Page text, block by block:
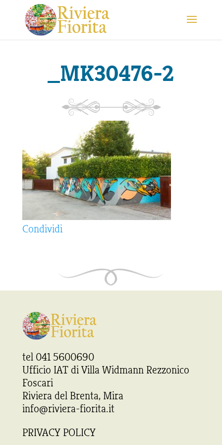
_MK30476-2
Condividi
tel 041 5600690
Ufficio IAT di Villa Widmann Rezzonico
Foscari
Riviera del Brenta, Mira
info@riviera-fiorita.it
PRIVACY POLICY